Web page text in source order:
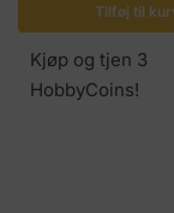
Tilføj til
Kjøp og tjen 3
HobbyCoins!